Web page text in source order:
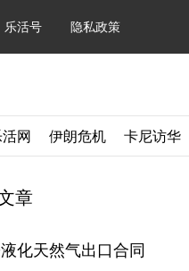
乐活号 隐私政策
网 伊朗危机 卡尼访华
章
化天然气出口合同